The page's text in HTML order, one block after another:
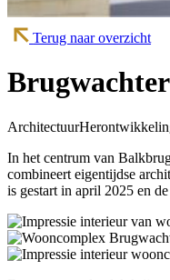
Terug naar overzicht
Brugwachter
Architectuur
In het centrum van
combineert eigentijdse
is gestart in april 2025 en